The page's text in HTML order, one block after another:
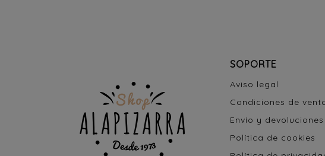
SOPORTE
Aviso legal
Condiciones de
Envío y devoluciones
Política de cookies